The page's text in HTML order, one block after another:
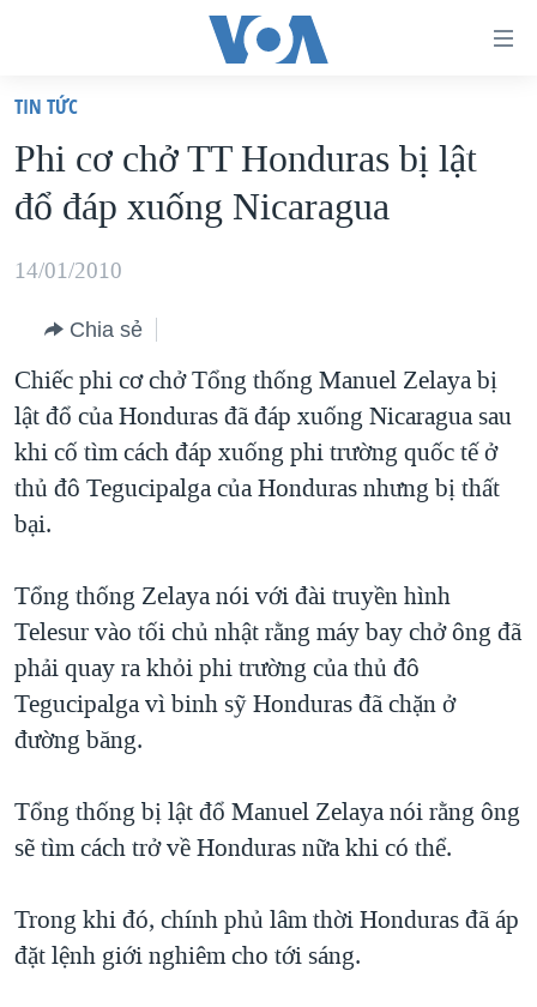
truy
cập
Tới
dung
chính
điều
hướng
chính
Đi
tới
VIỆT NAM
HOA KỲ
BIỂN ĐÔNG
BLOG
DIỄN ĐÀN
MỤC
TỰ DO BÁO CHÍ
ĐỜI SỐNG
KHOA HỌC
SỨC KHOẺ
THỂ THAO
CHUYÊN ĐỀ
HÀNH TRÌNH BẦU CỬ 2024
MỘT NĂM CHIẾN TRANH TẠI DẢI GAZA
GIẢI MÃ VÀNH ĐAI & CON ĐƯỜNG
NGÀY TỊ NẠN THẾ GIỚI
TRỊNH VĨNH BÌNH - NGƯỜI HẠ 'BÊN THẮNG CUỘC'
GROUND ZERO – XƯA VÀ NAY
CHI PHÍ CHIẾN TRANH AFGHANISTAN
THƯỢNG ĐỈNH TRUMP-KIM TẠI VIỆT NAM
TRỊNH VĨNH BÌNH VS. CHÍNH PHỦ VIỆT NAM
HỌC TIẾNG ANH
NGHE
MẠNG XÃ HỘI
TIN TỨC
Phi cơ chở TT Honduras bị lật
đổ đáp xuống Nicaragua
14/01/2010
Chia sẻ
Chiếc phi cơ chở Tổng thống Manuel Zelaya bị
lật đổ của Honduras đã đáp xuống Nicaragua sau
khi cố tìm cách đáp xuống phi trường quốc tế ở
thủ đô Tegucipalga của Honduras nhưng bị thất
bại.
Tổng thống Zelaya nói với đài truyền hình
Telesur vào tối chủ nhật rằng máy bay chở ông đã
phải quay ra khỏi phi trường của thủ đô
Tegucipalga vì binh sỹ Honduras đã chặn ở
đường băng.
Tổng thống bị lật đổ Manuel Zelaya nói rằng ông
sẽ tìm cách trở về Honduras nữa khi có thể.
Trong khi đó, chính phủ lâm thời Honduras đã áp
đặt lệnh giới nghiêm cho tới sáng.